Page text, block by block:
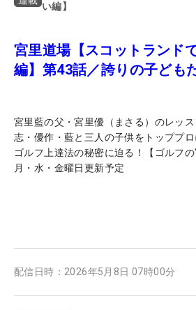
い編】
宮里道場【スコットランド
編】第43話／誇りの子ども
宮里藍の父・宮里優（まさる）のレッ
志・優作・藍と三人の子供をトッププ
ゴルフ上達法の秘密に迫る！【ゴルフ
月・水・金曜日更新予定
配信日時： 2026年5月8日 07時00分